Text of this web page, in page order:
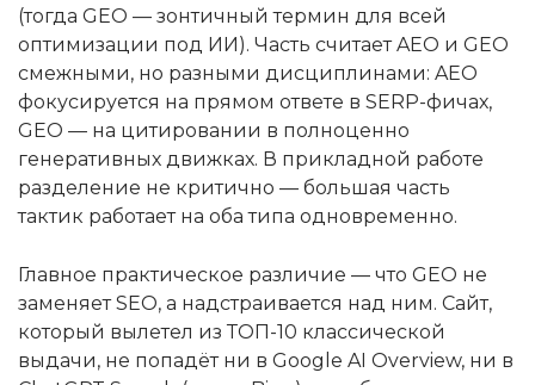
(тогда GEO — зонтичный термин для всей
оптимизации под ИИ). Часть считает AEO и GEO
смежными, но разными дисциплинами: AEO
фокусируется на прямом ответе в SERP-фичах,
GEO — на цитировании в полноценно
генеративных движках. В прикладной работе
разделение не критично — большая часть
тактик работает на оба типа одновременно.
Главное практическое различие — что GEO не
заменяет SEO, а надстраивается над ним. Сайт,
который вылетел из ТОП-10 классической
выдачи, не попадёт ни в Google AI Overview, ни в